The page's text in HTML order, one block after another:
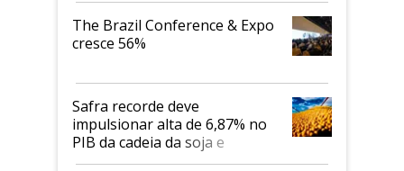
The Brazil Conference & Expo
cresce 56%
Safra recorde deve
impulsionar alta de 6,87% no
PIB da cadeia da soja e
biodiesel em 2026